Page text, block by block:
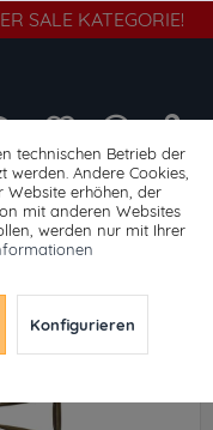
SALE KATEGORIE!
technischen Betrieb der
Andere Cookies,
erhöhen, der
mit anderen Websites
werden nur mit Ihrer
Konfigurieren